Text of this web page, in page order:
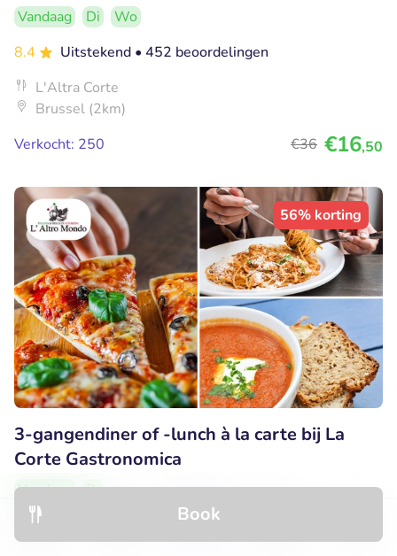
Book
Vandaag Di
Wo
8.4
Uitstekend • 452 beoordelingen
L'Altra Corte
Brussel (2km)
Verkocht: 250
€36 €16,50
56% korting
3-gangendiner of -lunch à la carte bij La
Corte Gastronomica
Vandaag
Di
8.9
• 195 beoordelingen